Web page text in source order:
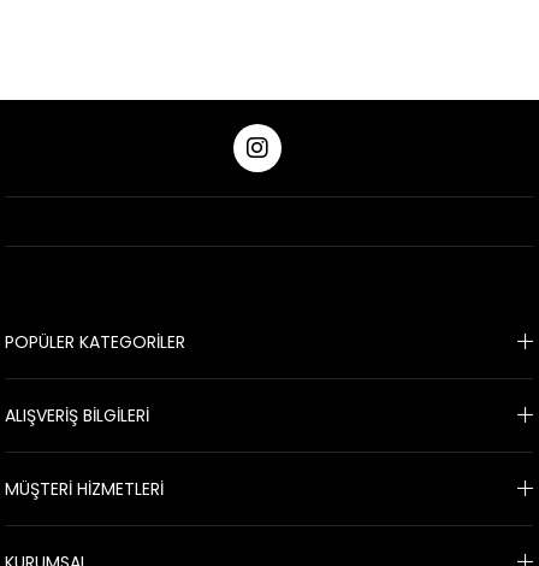
POPÜLER KATEGORİLER
ALIŞVERİŞ BİLGİLERİ
MÜŞTERİ HİZMETLERİ